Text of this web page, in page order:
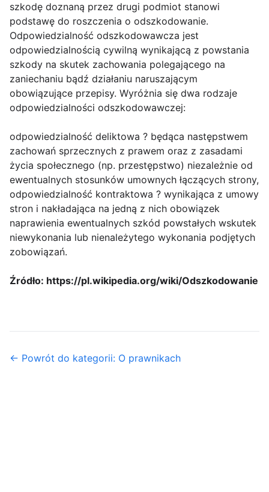
szkodę doznaną przez drugi podmiot stanowi
podstawę do roszczenia o odszkodowanie.
Odpowiedzialność odszkodowawcza jest
odpowiedzialnością cywilną wynikającą z powstania
szkody na skutek zachowania polegającego na
zaniechaniu bądź działaniu naruszającym
obowiązujące przepisy. Wyróżnia się dwa rodzaje
odpowiedzialności odszkodowawczej:
odpowiedzialność deliktowa ? będąca następstwem
zachowań sprzecznych z prawem oraz z zasadami
życia społecznego (np. przestępstwo) niezależnie od
ewentualnych stosunków umownych łączących strony,
odpowiedzialność kontraktowa ? wynikająca z umowy
stron i nakładająca na jedną z nich obowiązek
naprawienia ewentualnych szkód powstałych wskutek
niewykonania lub nienależytego wykonania podjętych
zobowiązań.
Źródło: https://pl.wikipedia.org/wiki/Odszkodowanie
← Powrót do kategorii: O prawnikach